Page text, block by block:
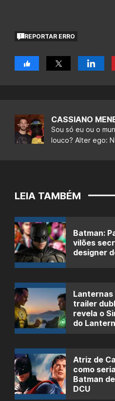
REPORTAR ERRO
CASSIANO
Sou só eu ou o
louco? Alter ego:
LEIA TAMBÉM
Batman:
vilões
designer
Lanternas
trailer
revela o
do
Atriz de
como
Batman
DCU